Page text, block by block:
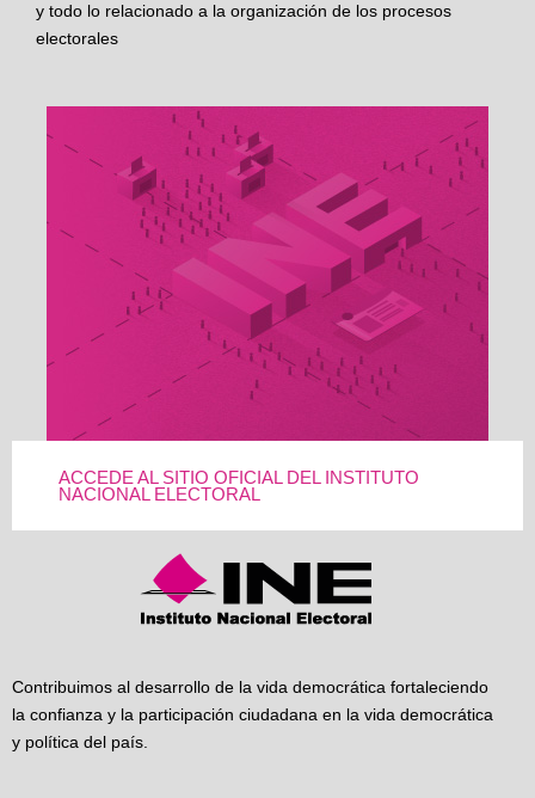
y todo lo relacionado a la organización de los procesos
electorales
ACCEDE AL SITIO OFICIAL DEL INSTITUTO
NACIONAL ELECTORAL
Contribuimos al desarrollo de la vida democrática fortaleciendo
la confianza y la participación ciudadana en la vida democrática
y política del país.